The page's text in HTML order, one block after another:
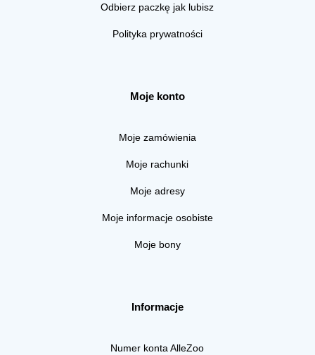
Odbierz paczkę jak lubisz
Polityka prywatności
Moje konto
Moje zamówienia
Moje rachunki
Moje adresy
Moje informacje osobiste
Moje bony
Informacje
Numer konta AlleZoo